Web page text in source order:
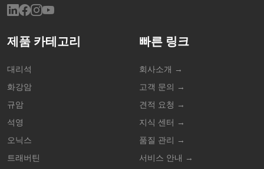
제품 카테고리
대리석
화강암
규암
석영
오닉스
트래버틴
빠른 링크
회사소개 →
고객 문의 →
견적 요청 →
지식 센터 →
품질 관리 →
서비스 안내 →